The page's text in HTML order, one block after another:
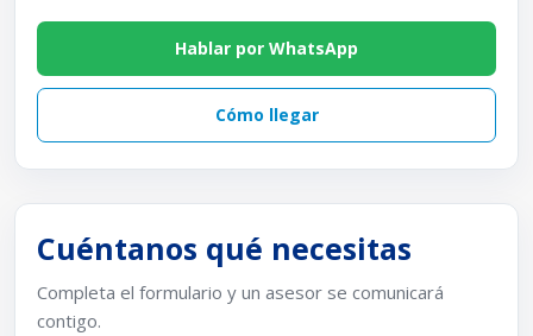
Cuéntanos qué necesitas
Completa el formulario y un asesor se comunicará
contigo.
Hablar por WhatsApp
Cómo llegar